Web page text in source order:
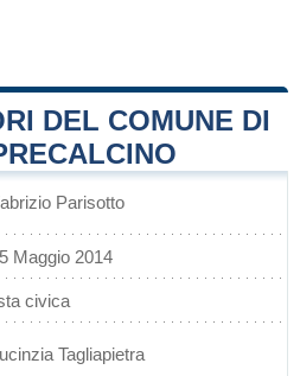
DEL COMUNE DI
Parisotto
Maggio 2014
civica
Tagliapietra